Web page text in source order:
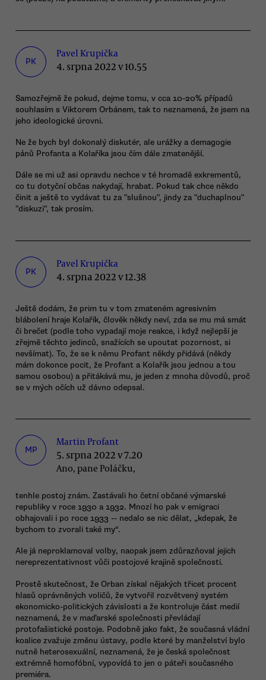
PK
Pavel Krupička
4. srpna 2022 v 10.55
Samozřejmě že pokud, dejme tomu, v cca 10-20% případů
souhlasím s Viktorem Orbánem, tak to neznamená, že jsem na
jeho ideologické úrovni.
Ne že bych byl dokonalý diskutér, ale urážky a demagogie
pánů Profanta a Kolaříka jsou čím dále zmatenější.
Dále se mi už asi opravdu nechce v té hromadě exkrementů,
co tu dotyční občas nakydají, hrabat. Pokud tak chce někdo
činit a ještě to vydávat tu za "slušnou", jindy za "duchaplnou"
"diskuzi", tak prosím.
PK
Pavel Krupička
4. srpna 2022 v 12.38
Ještě dodám, že prim tu v tom zmateném agresivním
blábolení hraje Kolařík, člověk někdy neví, zda se mu má smát
či brečet (podle toho vypadají moje reakce, i když nejlepší je
zřejmě těchto jedinců, snažících se upoutat pozornost, si
nevšímat). To, že se k němu Profant někdy přidává (někdy
mám dokonce pocit, že Profant a Kolařík jsou jednou a tou
samou osobou) a přitákává mu, je jeden z mnoha důvodů, proč
se v mých očích už dávno odepsal.
MP
Martin Profant
5. srpna 2022 v 7.20
Ano, pane Poláčku,
tenhle postoj znám. Zastávali ho četní občané výmarské
republiky v roce 1930 a 1932. Mnozí ho pak v emigraci
obhajovali i po roce 1933 -- nedalo se nic dělat, „kdepak, že
bychom to zvorali také my“.
Ale já neproklamoval volby, naopak jsem zdůrazňoval jejich
nereprezentativnost vůči postojové krajině společnosti.
Prostě skutečnost, že Orban získal nějakých třicet procent
hlasů oprávněných voličů, že vytvořil rozvětvený systém
ekonomicko-politických závislosti a že kontroluje část medií
neznamená, že v maďarské společnosti převládají
protofašistické postoje. Podobně jako fakt, že současná vládní
koalice zvažuje změnu ústavy, podle které by manželství bylo
nutně heterosexuální, neznamená, že je česká společnost
extrémně homofóbní, vypovídá to jen o páteři současného
premiéra.